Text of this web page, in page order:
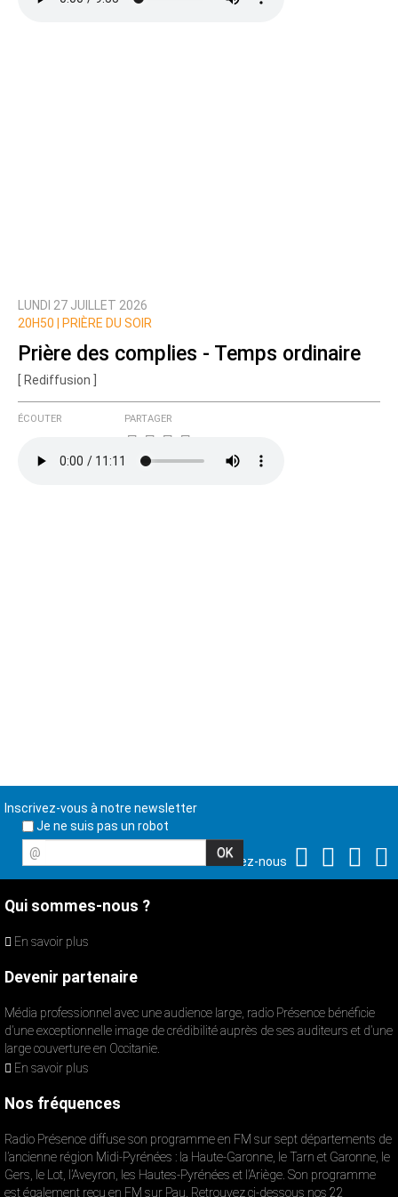
LUNDI 27 JUILLET 2026
20H50 |
PRIÈRE DU SOIR
Prière des complies - Temps ordinaire
[ Rediffusion ]
ÉCOUTER PARTAGER
Inscrivez-vous à notre newsletter
Je ne suis pas un robot
@
Suivez-nous
Qui sommes-nous ?
En savoir plus
Devenir partenaire
Média professionnel avec une audience large, radio Présence bénéficie
d’une exceptionnelle image de crédibilité auprès de ses auditeurs et d’une
large couverture en Occitanie.
En savoir plus
Nos fréquences
Radio Présence diffuse son programme en FM sur sept départements de
l’ancienne région Midi-Pyrénées : la Haute-Garonne, le Tarn et Garonne, le
Gers, le Lot, l’Aveyron, les Hautes-Pyrénées et l’Ariège. Son programme
est également reçu en FM sur Pau. Retrouvez ci-dessous nos 22